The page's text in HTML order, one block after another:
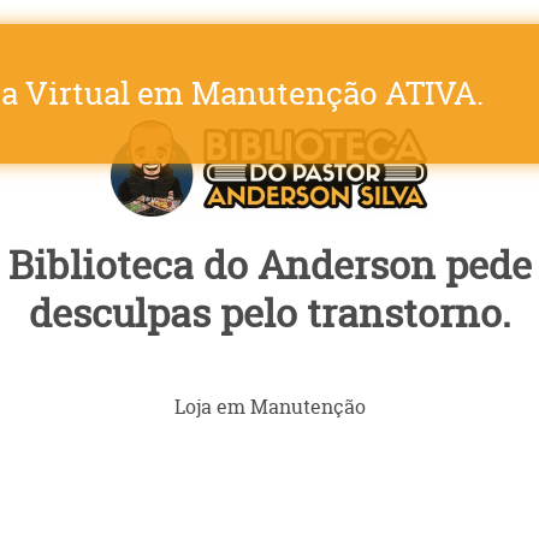
Biblioteca do Anderson pede
desculpas pelo transtorno.
Loja em Manutenção
Virtual em Manutenção ATIVA.